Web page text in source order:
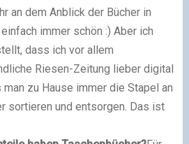
an dem Anblick der Bücher in
immer schön :) Aber ich
dass ich vor allem
Riesen-Zeitung lieber digital
zu Hause immer die Stapel an
sortieren und entsorgen. Das ist